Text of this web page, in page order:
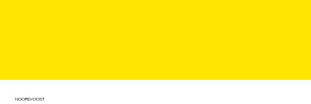
NOORD/OOST